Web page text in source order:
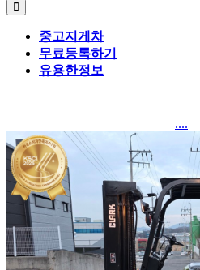
중고지게차
무료등록하기
유용한정보
....